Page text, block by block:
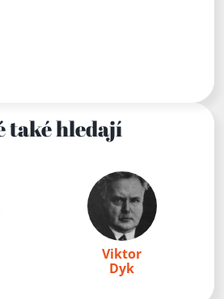
také hledají
Viktor
Dyk